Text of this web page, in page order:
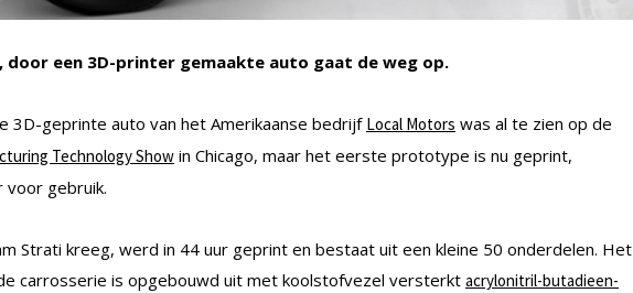
door een 3D-printer gemaakte auto gaat de weg op.
3D-geprinte auto van het Amerikaanse bedrijf Local Motors was al te zien op de
Technology Show in Chicago, maar het eerste prototype is nu geprint,
voor gebruik.
Strati kreeg, werd in 44 uur geprint en bestaat uit een kleine 50 onderdelen. Het
carrosserie is opgebouwd uit met koolstofvezel versterkt acrylonitril-butadieen-